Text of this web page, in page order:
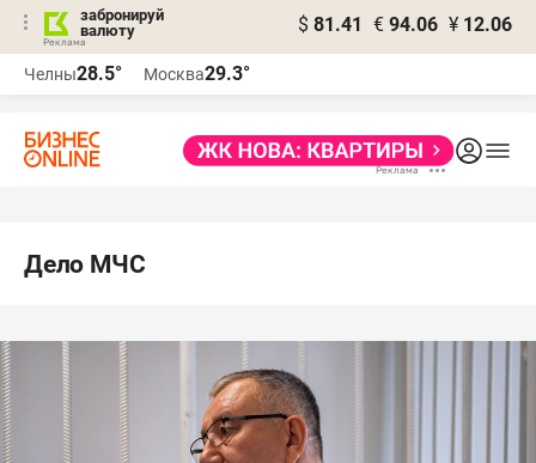
забронируй
валюту
$ 81.41 € 94.06 ¥ 12.06
Челны28.5° Москва29.3°
Дело МЧС